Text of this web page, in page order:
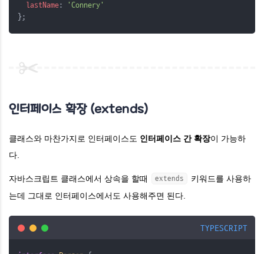
lastName:
'Connery'
};
인터페이스 확장 (extends)
클래스와 마찬가지로 인터페이스도 인터페이스 간 확장이 가능하
다.
자바스크립트 클래스에서 상속을 할때 extends
키워드를 사용하
는데 그대로 인터페이스에서도 사용해주면 된다.
TYPESCRIPT